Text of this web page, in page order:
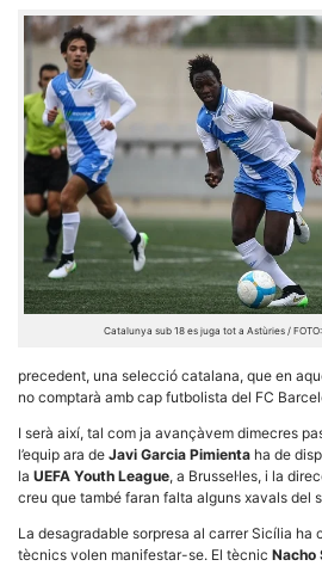
Catalunya sub 18 es juga tot a Astùries / FOTO:
precedent, una selecció catalana, que en
no comptarà amb cap futbolista del FC
I serà així, tal com ja avançàvem dimecres
l’equip ara de Javi Garcia Pimienta ha de
la UEFA Youth League, a Brussel·les, i la
creu que també faran falta alguns xavals del
La desagradable sorpresa al carrer Sicília ha
tècnics volen manifestar-se. El tècnic Nacho